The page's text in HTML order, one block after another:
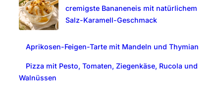
cremigste Bananeneis mit natürlichem
Salz-Karamell-Geschmack
Aprikosen-Feigen-Tarte mit Mandeln und Thymian
Pizza mit Pesto, Tomaten, Ziegenkäse, Rucola und
Walnüssen